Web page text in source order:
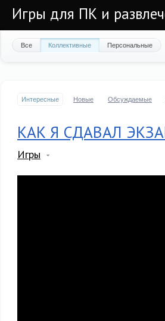
Игры для ПК и
Все Коллективные Персональные
Интересные Новые Обсуждаемые
КАК Я СДАВАЛ
Игры